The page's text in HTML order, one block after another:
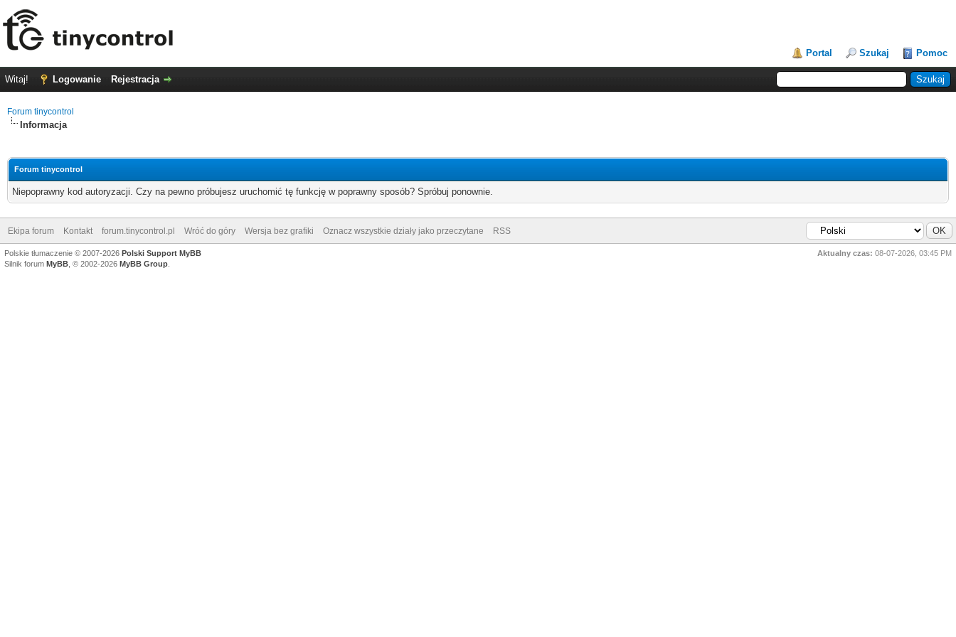
Portal Szukaj Pomoc
Witaj! Logowanie Rejestracja
Forum tinycontrol
Informacja
Forum tinycontrol
Niepoprawny kod autoryzacji. Czy na pewno próbujesz uruchomić tę funkcję w poprawny sposób? Spróbuj ponownie.
Ekipa forum Kontakt forum.tinycontrol.pl Wróć do góry Wersja bez grafiki Oznacz wszystkie działy jako przeczytane RSS
Aktualny czas: 08-07-2026, 03:45 PM
Polskie tłumaczenie © 2007-2026 Polski Support MyBB
Silnik forum MyBB , © 2002-2026 MyBB Group